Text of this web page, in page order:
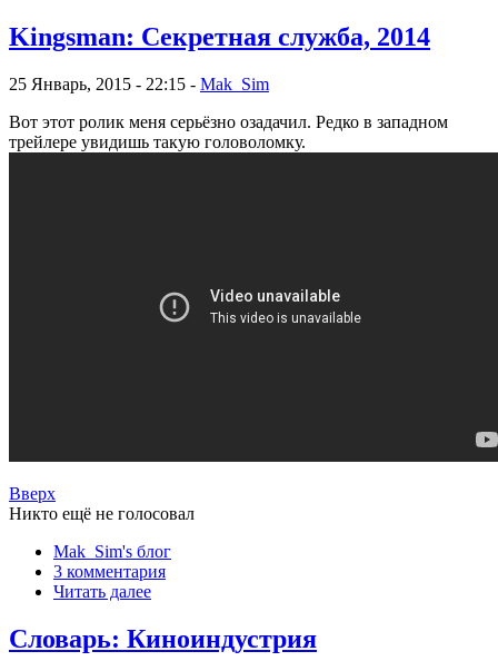
Kingsman: Секретная служба, 2014
25 Январь, 2015 - 22:15 - Mak_Sim
Вот этот ролик меня серьёзно озадачил. Редко в западном
трейлере увидишь такую головоломку.
Вверх
Никто ещё не голосовал
Mak_Sim's блог
3 комментария
Читать далее
Словарь: Киноиндустрия